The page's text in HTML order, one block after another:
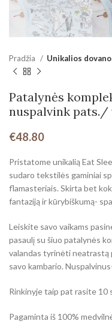
Pradžia Unikalios
Patalynės
nuspalvink pats./
€48.80
Pristatome unikalią Eat
sudaro tekstilės gaminiai
flamasteriais. Skirta bet
fantaziją ir kūrybiškumą-
Leiskite savo vaikams
pasaulį su šiuo patalynės
valandas tyrinėti neatrastą
savo kambario.
Rinkinyje taip pat rasite 10
Pagaminta iš 100%